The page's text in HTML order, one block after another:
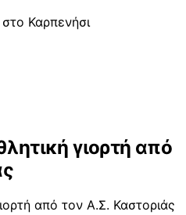
Καρπενήσι
γιορτή από
από τον Α.Σ. Καστοριάς